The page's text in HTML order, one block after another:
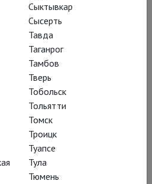
в заблуждение имя
чей перевод
использован в
классицистской
в тексте, поданном,
Сыктывкар
Сысерть
Тавда
Таганрог
Тамбов
Тверь
Тобольск
Тольятти
Томск
Троицк
Туапсе
Тула
Тюмень